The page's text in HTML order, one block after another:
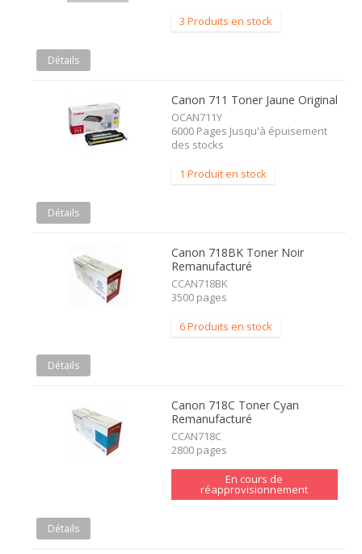
3 Produits en stock
Détails
Canon 711 Toner Jaune Original
OCAN711Y
6000 Pages Jusqu'à épuisement
des stocks
1 Produit en stock
Détails
Canon 718BK Toner Noir
Remanufacturé
CCAN718BK
3500 pages
6 Produits en stock
Détails
Canon 718C Toner Cyan
Remanufacturé
CCAN718C
2800 pages
En cours de
réapprovisionnement
Détails